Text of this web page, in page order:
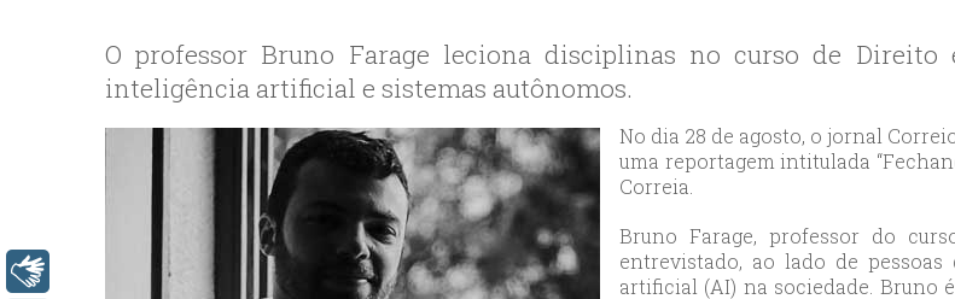
avcılar
escort
bagcılar
escort
beylikduzu
escort
bahcesehir
escort
O professor Bruno Farage leciona disciplinas no curso de
inteligência artificial e sistemas autônomos.
No dia 28 de agosto, o jornal
uma reportagem intitulada
Correia.
Bruno Farage, professor do
entrevistado, ao lado de
artificial (AI) na sociedade. Bruno